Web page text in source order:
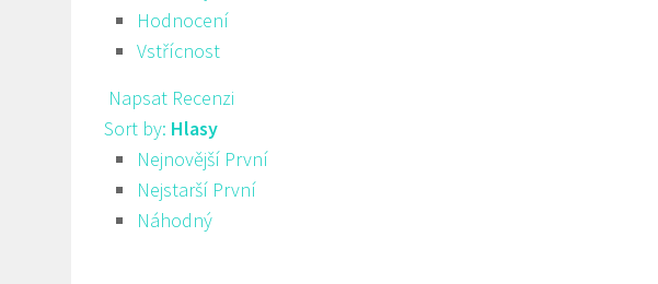
Hodnocení
Vstřícnost
Napsat Recenzi
Sort by: Hlasy
Nejnovější První
Nejstarší První
Náhodný